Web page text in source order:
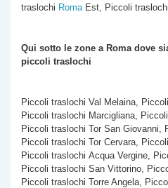
traslochi RomaEst, Piccoli
Qui sotto le zone a Roma dove
piccoli traslochi
Piccoli traslochi Val Melaina,
Piccoli traslochi Marcigliana,
Piccoli traslochi Tor San Giovanni,
Piccoli traslochi Tor Cervara,
Piccoli traslochi Acqua Vergine,
Piccoli traslochi San Vittorino,
Piccoli traslochi Torre Angela,